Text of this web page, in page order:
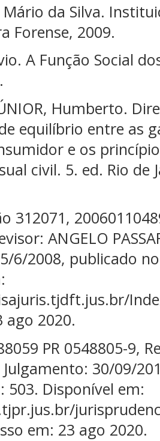
Mário da Silva.
Forense, 2009.
A Função Social
Humberto.
equilíbrio entre as
e os
civil. 5. ed. Rio de
312071,
ANGELO
6/2008, publicado
ago 2020.
PR 0548805-9,
30/09/
503. Disponível em:
em: 23 ago 2020.